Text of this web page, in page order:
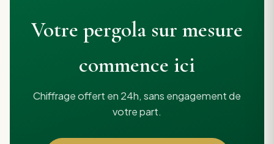
Votre pergola sur mesure
commence ici
Chiffrage offert en 24h, sans engagement de
votre part.